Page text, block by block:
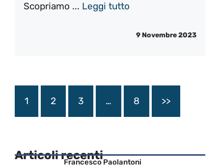
Scopriamo ... Leggi tutto
9 Novembre 2023
1 2 3 … 8 >>
Articoli recentiFrancesco Paolantoni